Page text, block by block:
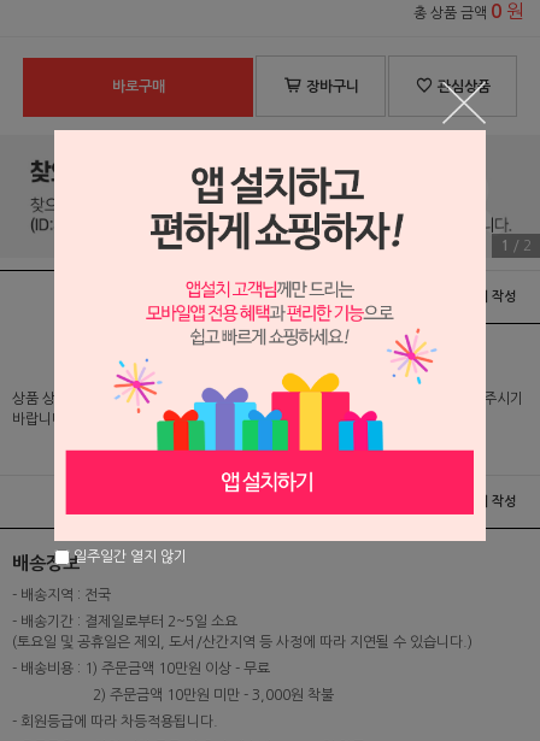
총 상품 금액 0 원
바로구매 장바구니 관심상품
1 / 2
배송 및 교환/반품안내 상품후기 및 평가서 작성
상품 상세 설명 및 실제 구매 가격은 로그인 후 확인 가능하오니 반드시 로그인해 주시기
바랍니다.
상품후기 및 평가서 작성
배송정보
- 배송지역 : 전국
- 배송기간 : 결제일로부터 2~5일 소요
(토요일 및 공휴일은 제외, 도서/산간지역 등 사정에 따라 지연될 수 있습니다.)
- 배송비용 : 1) 주문금액 10만원 이상 - 무료
2) 주문금액 10만원 미만 - 3,000원 착불
- 회원등급에 따라 차등적용됩니다.
일주일간 열지 않기